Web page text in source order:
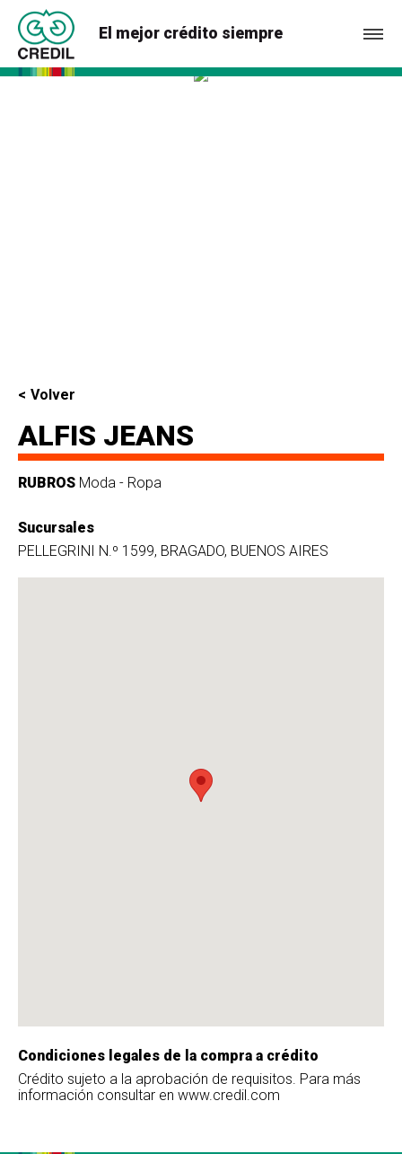
El mejor crédito siempre
Volver
ALFIS JEANS
RUBROS Moda - Ropa
Sucursales
PELLEGRINI N.º 1599, BRAGADO, BUENOS AIRES
Condiciones legales de la compra a crédito
Crédito sujeto a la aprobación de requisitos. Para más
información consultar en www.credil.com